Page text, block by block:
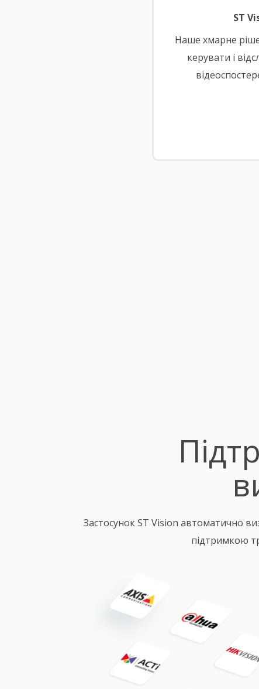
ST
Наше хмарне
керувати і
Застосунок ST Vision автоматично
підтримкою